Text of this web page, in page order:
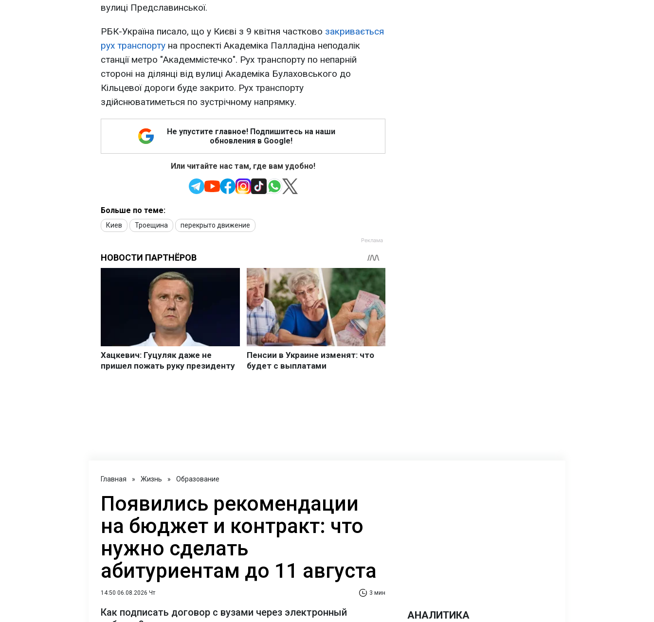
вулиці Предславинської.
РБК-Україна писало, що у Києві з 9 квітня частково закривається
рух транспорту на проспекті Академіка Палладіна неподалік
станції метро "Академмістечко". Рух транспорту по непарній
стороні на ділянці від вулиці Академіка Булаховського до
Кільцевої дороги буде закрито. Рух транспорту
здійснюватиметься по зустрічному напрямку.
Не упустите главное! Подпишитесь на наши
обновления в Google!
Или читайте нас там, где вам удобно!
Больше по теме:
Киев Троещина перекрыто движение
Главная » Жизнь » Образование
Появились рекомендации
на бюджет и контракт: что
нужно сделать
абитуриентам до 11 августа
14:50 06.08.2026 Чт 3 мин
Как подписать договор с вузами через электронный
АНАЛИТИКА